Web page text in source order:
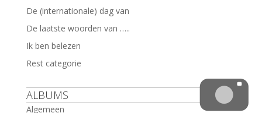
De (internationale) dag van
De laatste woorden van …..
Ik ben belezen
Rest categorie
ALBUMS
Algemeen